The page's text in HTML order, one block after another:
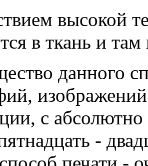
высокой
в ткань и
данного
с
-